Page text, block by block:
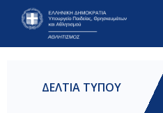
ΔΕΛΤΙΑ ΤΥΠΟΥ